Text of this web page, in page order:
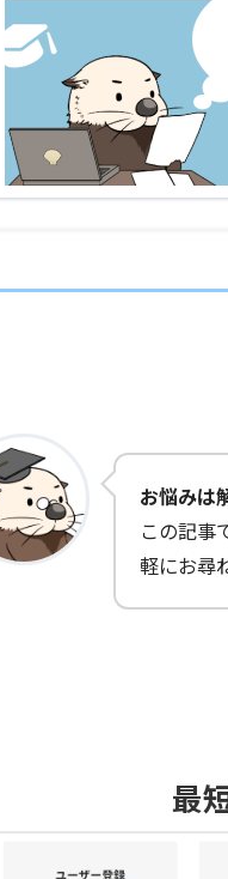
お悩みは
この記事
軽にお尋
最